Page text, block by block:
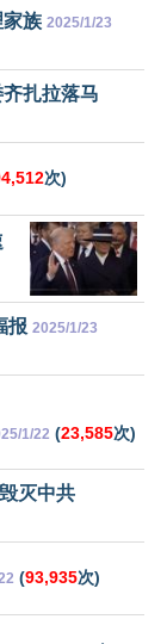
家族 2025/1/23
扎拉落马
次)
报 2025/1/23
1/22 (23,585次)
灭中共
(93,935次)